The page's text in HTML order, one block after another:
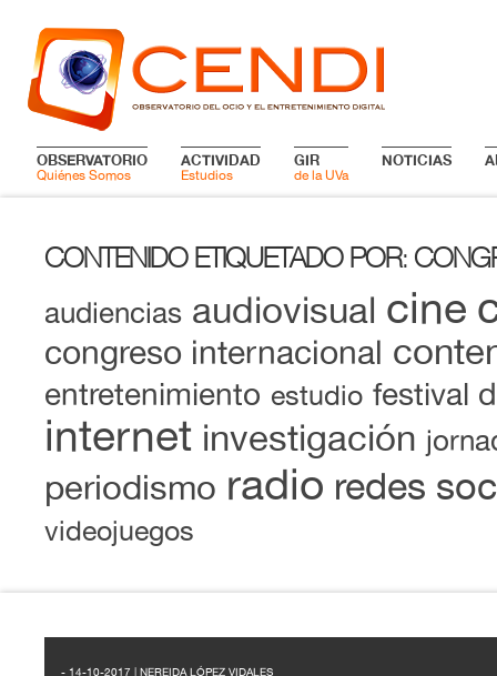
OBSERVATORIO
Quiénes Somos
ACTIVIDAD
Estudios
GIR
de la UVa
NOTICIAS
CONTENIDO ETIQUETADO POR:
audiencias audiovisual cine
congreso internacional
entretenimiento estudio festival
internet investigación
periodismo radio redes
videojuegos
- 14-10-2017 | NEREIDA LÓPEZ VIDALES